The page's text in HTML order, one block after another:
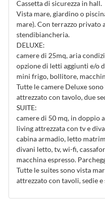
Cassetta di sicurezza in hall.
Vista mare, giardino o
mare). Con terrazzo privato
stendibiancheria.
DELUXE:
camere di 25mq, aria
opzione di letti aggiunti e/o
mini frigo, bollitore,
Tutte le camere Deluxe
attrezzato con tavolo, due
SUITE:
camere di 50 mq, in doppio
living attrezzata con tv e
cabina armadio, letto
divani letto, tv, wi-fi,
macchina espresso.
Tutte le suites sono vista
attrezzato con tavoli, sedie